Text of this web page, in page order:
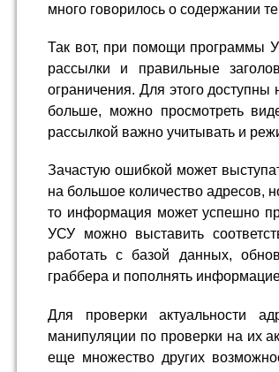
много говорилось о содержании
Так вот, при помощи программы
рассылки и правильные
ограничения. Для этого
больше, можно просмотреть
рассылкой важно учитывать и
Зачастую ошибкой может
на большое количество адресов,
то информация может успешно
УСУ можно выставить
работать с базой данных,
граббера и пополнять
Для проверки актуальности
манипуляции по проверки на их
еще множество других